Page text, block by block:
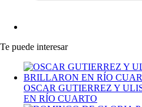
Te puede interesar
OSCAR GUTIERREZ Y
EN RÍO CUARTO